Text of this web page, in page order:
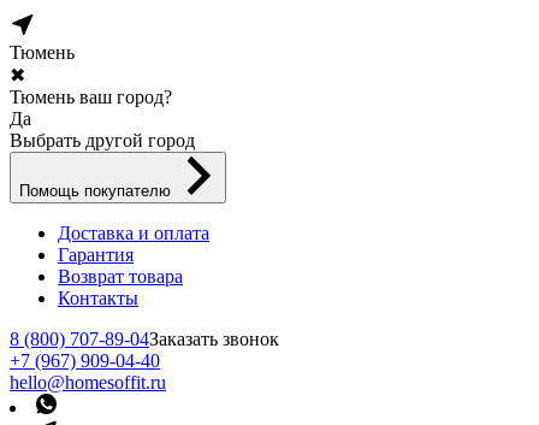
Тюмень
✖
Тюмень ваш город?
Да
Выбрать другой город
Помощь покупателю
Доставка и оплата
Гарантия
Возврат товара
Контакты
8 (800) 707-89-04Заказать звонок
+7 (967) 909-04-40
hello@homesoffit.ru